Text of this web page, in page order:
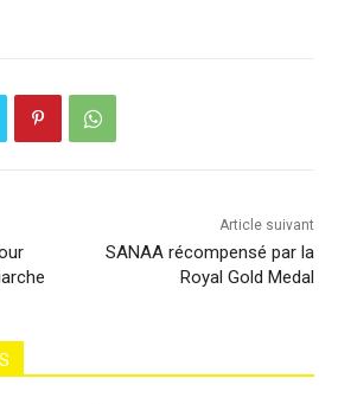
Article suivant
SANAA récompensé par la
Royal Gold Medal